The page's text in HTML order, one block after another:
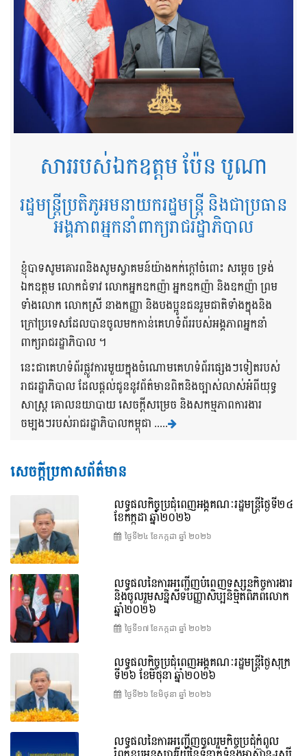
សាររបស់ឯកឧត្តម ប៉ែន បូណា
រដ្ឋមន្ត្រីប្រតិភូអមនាយករដ្ឋមន្ត្រី និងជាប្រធាន
អង្គភាពអ្នកនាំពាក្យរាជរដ្ឋាភិបាល
ខ្ញុំបាទសូមគោរពនិងសូមស្វាគមន៍យ៉ាងកក់ក្តៅចំពោះ សម្តេច ទ្រង់
ឯកឧត្តម លោកជំទាវ លោកអ្នកឧកញ៉ា អ្នកឧកញ៉ា និងឧកញ៉ា ព្រម
ទាំងលោក លោកស្រី នាងកញ្ញា និងបងប្អូនជនរួមជាតិទាំងក្នុងនិង
ក្រៅប្រទេសដែលបានចូលមកកាន់គេហទំព័ររបស់អង្គភាពអ្នកនាំ
ពាក្យរាជរដ្ឋាភិបាល ។
នេះជាគេហទំព័រផ្លូវការមួយក្នុងចំណោមគេហទំព័រផ្សេងៗទៀតរបស់
រាជរដ្ឋាភិបាល ដែលផ្តល់ជូននូវព័ត៌មានពិតនិងច្បាស់លាស់អំពីយុទ្ធ
សាស្រ្ត គោលនយាបាយ សេចក្តីសម្រេច និងសកម្មភាពការងារ
ចម្បងៗរបស់រាជរដ្ឋាភិបាលកម្ពុជា .....
សេចក្តីប្រកាសព័ត៌មាន
លទ្ធផលកិច្ចប្រជុំពេញអង្គគណៈរដ្ឋមន្រ្តីថ្ងៃទី២៤
ខែកក្កដា ឆ្នាំ២០២៦
ថ្ងៃទី២៤ ខែ​កក្កដា ឆ្នាំ ២០២៦
លទ្ធផលនៃការអញ្ជើញបំពេញទស្សនកិច្ចការងារ
និងចូលរួមសន្និសីទបញ្ញាសិប្បនិម្មិតពិភពលោក
ឆ្នាំ២០២៦
ថ្ងៃទី១៧ ខែ​កក្កដា ឆ្នាំ ២០២៦
លទ្ធផលកិច្ចប្រជុំពេញអង្គគណៈរដ្ឋមន្រ្តីថ្ងៃសុក្រ
ទី២៦ ខែមិថុនា ឆ្នាំ២០២៦
ថ្ងៃទី២៦ ខែ​មិថុនា ឆ្នាំ ២០២៦
លទ្ធផលនៃការអញ្ជើញចូលរួមកិច្ចប្រជុំកំពូល